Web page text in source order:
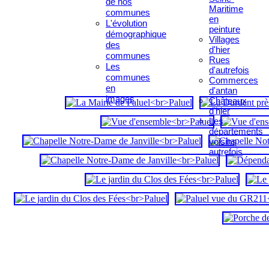
communes
L'évolution
démographique
des
communes
Les
communes
en
images
Maritime
en
peinture
Villages
d'hier
Rues
d'autrefois
Commerces
d'antan
Châteaux
d'hier
Les
départements
voisins
autrefois